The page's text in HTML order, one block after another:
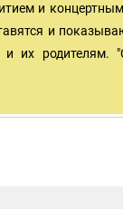
и
и
их родителям.